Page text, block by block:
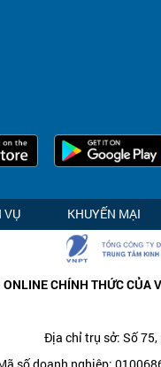
VỤ KHUYẾN MẠI
CHÍNH THỨC
Địa chỉ trụ sở: Số 75,
số doanh nghiệp: